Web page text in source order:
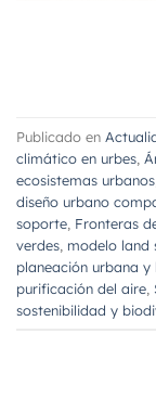
Publicado en
climático en urbes
ecosistemas urbanos
diseño urbano
soporte Fronteras
verdes modelo land
planeación urbana y
purificación del aire
sostenibilidad y